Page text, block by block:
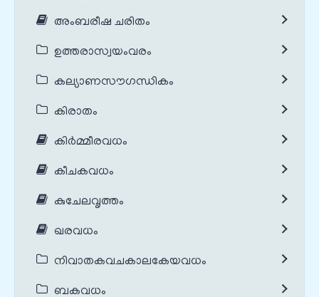
അംബരീഷ ചരിതം
ഉത്തരാസ്വയംവരം
കല്യാണസൗഗന്ധികം
കിരാതം
കിർമ്മീരവധം
കീചകവധം
കുചേലവൃത്തം
ഖരവധം
നിവാതകവചകാലകേയവധം
ബകവധം